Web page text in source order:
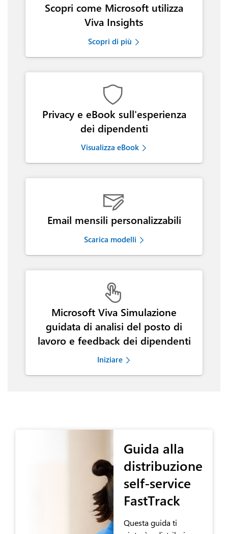
Scopri come Microsoft utilizza
Viva Insights
Scopri di più

Privacy e eBook sull'esperienza
dei dipendenti
Visualizza eBook

Email mensili personalizzabili
Scarica modelli

Microsoft Viva Simulazione
guidata di analisi del posto di
lavoro e feedback dei dipendenti
Iniziare
Guida alla
distribuzione
self-service
FastTrack
Questa guida ti